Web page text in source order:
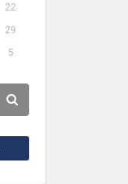
22
29
5